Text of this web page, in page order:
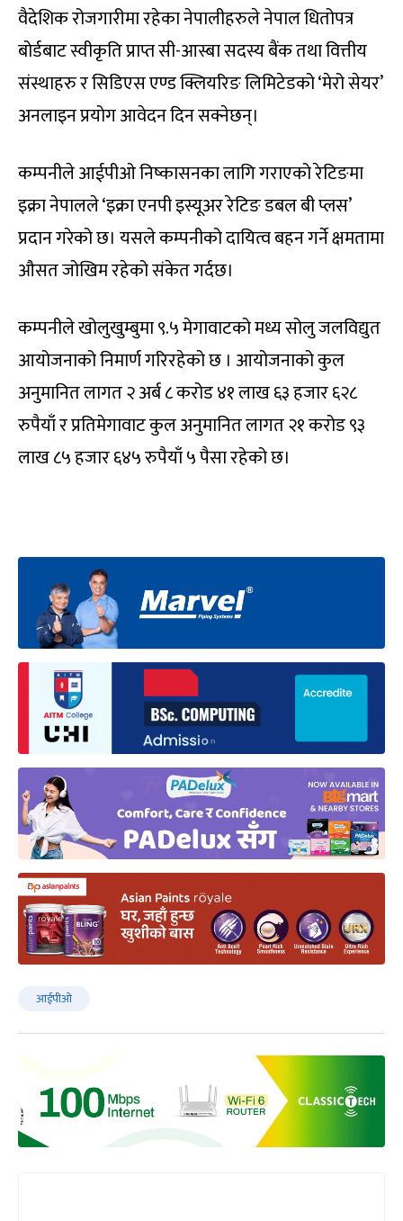
वैदेशिक रोजगारीमा रहेका नेपालीहरुले नेपाल धितोपत्र
बोर्डबाट स्वीकृति प्राप्त सी-आस्बा सदस्य बैंक तथा वित्तीय
संस्थाहरु र सिडिएस एण्ड क्लियरिङ लिमिटेडको ‘मेरो सेयर’
अनलाइन प्रयोग आवेदन दिन सक्नेछन्।
कम्पनीले आईपीओ निष्कासनका लागि गराएको रेटिङमा
इक्रा नेपालले ‘इक्रा एनपी इस्यूअर रेटिङ डबल बी प्लस’
प्रदान गरेको छ। यसले कम्पनीको दायित्व बहन गर्ने क्षमतामा
औसत जोखिम रहेको संकेत गर्दछ।
कम्पनीले खोलुखुम्बुमा ९.५ मेगावाटको मध्य सोलु जलविद्युत
आयोजनाको निमार्ण गरिरहेको छ । आयोजनाको कुल
अनुमानित लागत २ अर्ब ८ करोड ४१ लाख ६३ हजार ६२८
रुपैयाँ र प्रतिमेगावाट कुल अनुमानित लागत २१ करोड ९३
लाख ८५ हजार ६४५ रुपैयाँ ५ पैसा रहेको छ।
आईपीओ